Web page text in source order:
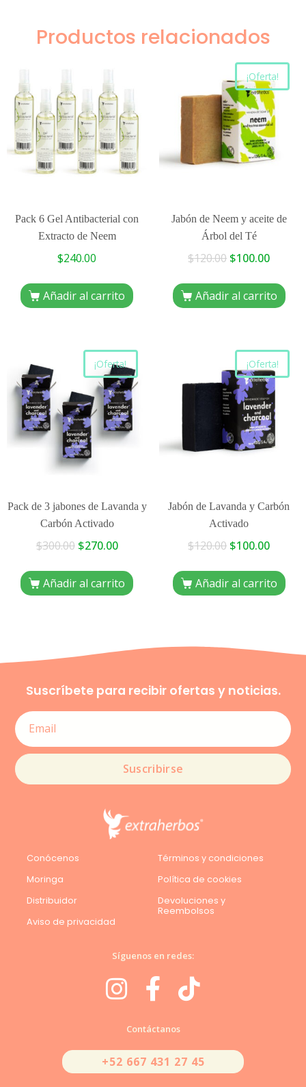
Productos relacionados
Pack 6 Gel Antibacterial con
Extracto de Neem
$240.00
Añadir al carrito
¡Oferta!
Jabón de Neem y aceite de
Árbol del Té
$120.00 $100.00
Añadir al carrito
¡Oferta!
Pack de 3 jabones de Lavanda y
Carbón Activado
$300.00 $270.00
Añadir al carrito
¡Oferta!
Jabón de Lavanda y Carbón
Activado
$120.00 $100.00
Añadir al carrito
Suscríbete para recibir ofertas y noticias.
Suscribirse
Conócenos
Moringa
Distribuidor
Aviso de privacidad
Términos y condiciones
Política de cookies
Devoluciones y
Reembolsos
Síguenos en redes:
Contáctanos
+52 667 431 27 45